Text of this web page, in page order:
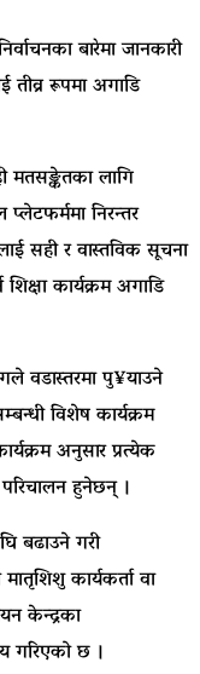
बारेमा जानकारी
तीव्र रूपमा अगाडि
मतसङ्केतका लागि
निरन्तर
सही र वास्तविक सूचना
कार्यक्रम अगाडि
वडास्तरमा पु¥याउने
विशेष कार्यक्रम
अनुसार प्रत्येक
हुनेछन् ।
बढाउने गरी
कार्यकर्ता वा
केन्द्रका
गरिएको छ ।